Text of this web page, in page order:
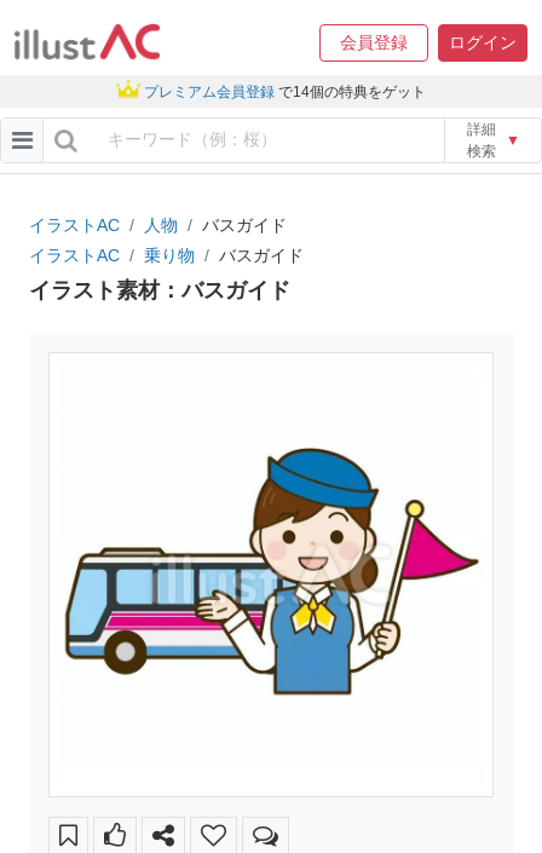
会員登録 ログイン
プレミアム会員登録 で14個の特典をゲット
詳細
検索
▼
イラストAC 人物
バスガイド
イラストAC
乗り物 バスガイド
イラスト素材：バスガイド